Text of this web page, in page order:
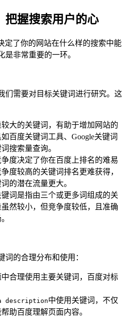
把握搜索用户的心
定了你的网站在什么样的搜索中能
是非常重要的一环。
们需要对目标关键词进行研究。这
大的关键词，有助于增加网站的
百度关键词工具、Google关键词
搜索量查询。
度决定了你在百度上排名的难易
度较高的关键词排名更难获得，
的潜在流量更大。
词是指由三个或更多词组成的关
然较小，但竞争度较低，且准确
词的合理分布和使用：
合理使用主要关键词，百度对标
description中使用关键词，不仅
助百度理解页面内容。